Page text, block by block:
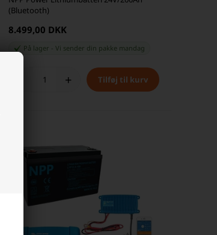
(Bluetooth)
8.499,00 DKK
På lager -Vi sender din pakke mandag
+